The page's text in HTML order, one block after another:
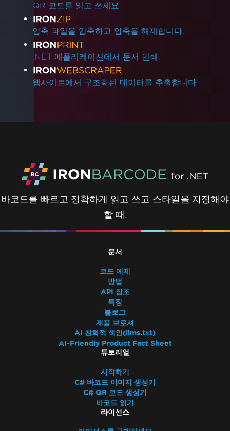
QR 코드를 읽고 쓰세요.
압축 파일을 압축하고 압축을 해제합니다.
.NET 애플리케이션에서 문서 인쇄.
웹사이트에서 구조화된 데이터를 추출합니다.
바코드를 빠르고 정확하게 읽고 쓰고 스타일을 지정해야
할 때.
문서
코드 예제
방법
API 참조
특징
블로그
제품 브로셔
AI 친화적 색인(llms.txt)
AI-Friendly Product Fact Sheet
튜토리얼
시작하기
C# 바코드 이미지 생성기
C# QR 코드 생성기
바코드 읽기
라이선스